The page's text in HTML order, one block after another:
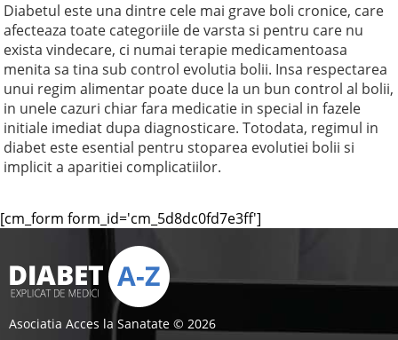
Diabetul este una dintre cele mai grave boli cronice, care
afecteaza toate categoriile de varsta si pentru care nu
exista vindecare, ci numai terapie medicamentoasa
menita sa tina sub control evolutia bolii. Insa respectarea
unui regim alimentar poate duce la un bun control al bolii,
in unele cazuri chiar fara medicatie in special in fazele
initiale imediat dupa diagnosticare. Totodata, regimul in
diabet este esential pentru stoparea evolutiei bolii si
implicit a aparitiei complicatiilor.
[cm_form form_id='cm_5d8dc0fd7e3ff']
Asociatia Acces la Sanatate © 2026